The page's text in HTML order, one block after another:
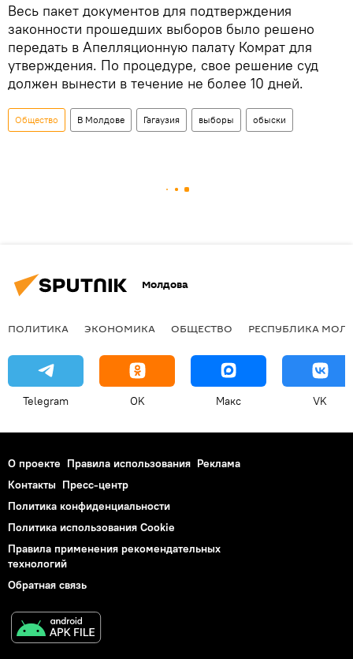
Весь пакет документов для подтверждения
законности прошедших выборов было решено
передать в Апелляционную палату Комрат для
утверждения. По процедуре, свое решение суд
должен вынести в течение не более 10 дней.
Общество В Молдове Гагаузия выборы обыски
Молдова
ПОЛИТИКА ЭКОНОМИКА ОБЩЕСТВО РЕСПУБЛИКА
Telegram OK Макс VK
О проекте Правила использования Реклама
Контакты Пресс-центр
Политика конфиденциальности
Политика использования Cookie
Правила применения рекомендательных
технологий
Обратная связь